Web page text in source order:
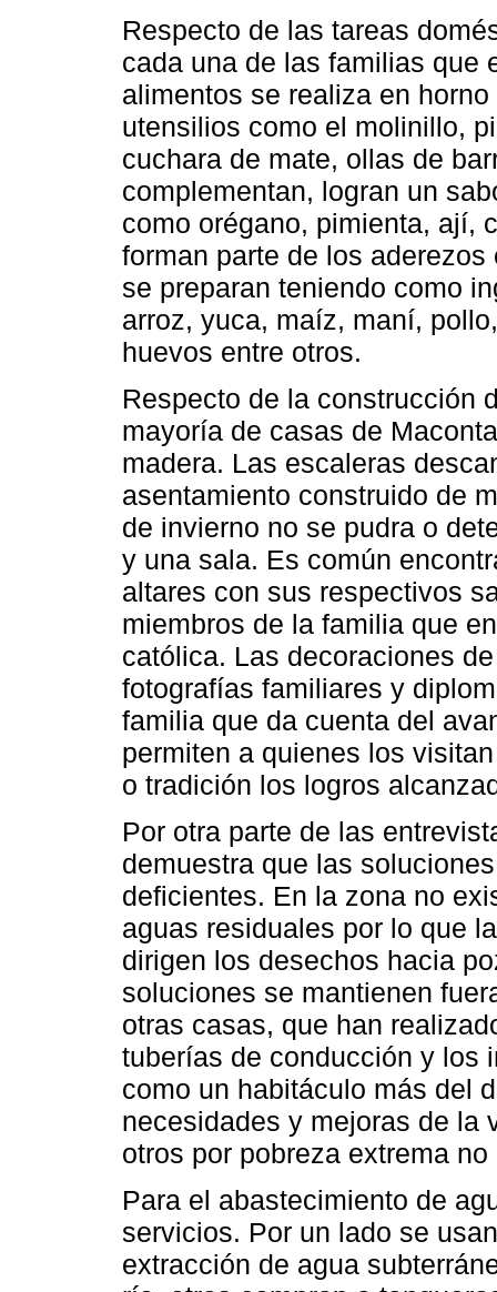
Respecto de las tareas
cada una de las familias que
alimentos se realiza en
utensilios como el molinillo,
cuchara de mate, ollas de
complementan, logran un
como orégano, pimienta, ají,
forman parte de los
se preparan teniendo como
arroz, yuca, maíz, maní,
huevos entre otros.
Respecto de la construcción
mayoría de casas de
madera. Las escaleras
asentamiento construido de
de invierno no se pudra o
y una sala. Es común
altares con sus respectivos
miembros de la familia que
católica. Las decoraciones
fotografías familiares y
familia que da cuenta del
permiten a quienes los
o tradición los logros
Por otra parte de las
demuestra que las
deficientes. En la zona no
aguas residuales por lo que
dirigen los desechos hacia
soluciones se mantienen
otras casas, que han
tuberías de conducción y los
como un habitáculo más del
necesidades y mejoras de la
otros por pobreza extrema
Para el abastecimiento de
servicios. Por un lado se
extracción de agua